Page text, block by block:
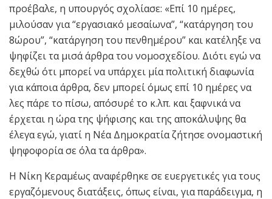
προέβαλε, η υπουργός σχολίασε: «Επί 10 ημέρες,
μιλούσαν για “εργασιακό μεσαίωνα”, “κατάργηση του
8ώρου”, “κατάργηση του πενθημέρου” και κατέληξε να
ψηφίζει τα μισά άρθρα του νομοσχεδίου. Διότι εγώ να
δεχθώ ότι μπορεί να υπάρχει μία πολιτική διαφωνία
για κάποια άρθρα, δεν μπορεί όμως επί 10 ημέρες να
λες πάρε το πίσω, απόσυρέ το κ.λπ. και ξαφνικά να
έρχεται η ώρα της ψήφισης και της αποκάλυψης θα
έλεγα εγώ, γιατί η Νέα Δημοκρατία ζήτησε ονομαστική
ψηφοφορία σε όλα τα άρθρα».
Η Νίκη Κεραμέως αναφέρθηκε σε ευεργετικές για τους
εργαζόμενους διατάξεις, όπως είναι, για παράδειγμα, η